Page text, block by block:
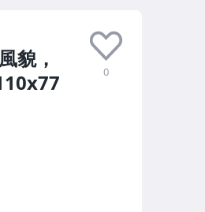
貌，
0